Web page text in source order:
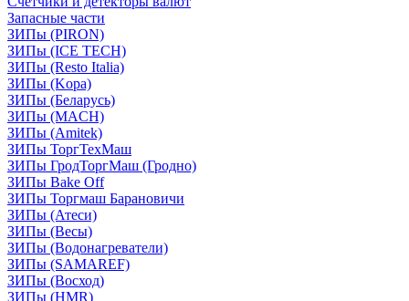
Запасные части
ЗИПы (PIRON)
ЗИПы (ICE TECH)
ЗИПы (Resto Italia)
ЗИПы (Kopa)
ЗИПы (Беларусь)
ЗИПы (MACH)
ЗИПы (Amitek)
ЗИПы ТоргТехМаш
ЗИПы ГродТоргМаш (Гродно)
ЗИПы Bake Off
ЗИПы Торгмаш Барановичи
ЗИПы (Атеси)
ЗИПы (Весы)
ЗИПы (Водонагреватели)
ЗИПы (SAMAREF)
ЗИПы (Восход)
ЗИПы (HMR)